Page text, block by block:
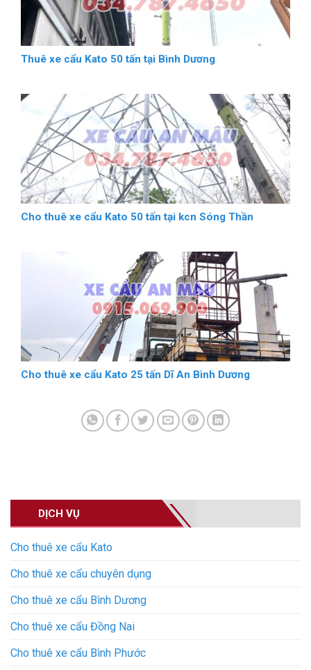
DỊCH VỤ
Cho thuê xe cẩu Kato
Cho thuê xe cẩu chuyên dụng
Cho thuê xe cẩu Bình Dương
Cho thuê xe cẩu Đồng Nai
Cho thuê xe cẩu Bình Phước
Thuê xe cẩu Kato 50 tấn tại Bình Dương
Cho thuê xe cẩu Kato 50 tấn tại kcn Sóng Thần
Cho thuê xe cẩu Kato 25 tấn Dĩ An Bình Dương